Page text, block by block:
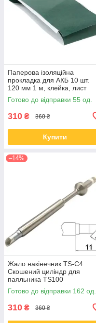
Паперова ізоляційна
прокладка для АКБ 10 шт.
120 мм 1 м, клейка, лист
Фіш-папір
Готово до відправки 55 од.
310 ₴ 360 ₴
Купити
–14%
Жало накінечник TS-C4
Скошений циліндр для
паяльника TS100
Готово до відправки 162 од.
310 ₴ 360 ₴